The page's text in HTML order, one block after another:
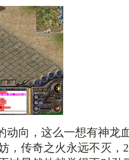
动向，这么一想有神龙
，传奇之火永远不灭，